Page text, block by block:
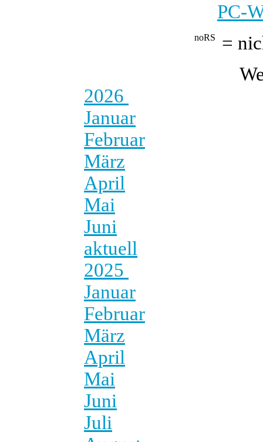
PC-
=
2026
Januar
Februar
März
April
Mai
Juni
aktuell
2025
Januar
Februar
März
April
Mai
Juni
Juli